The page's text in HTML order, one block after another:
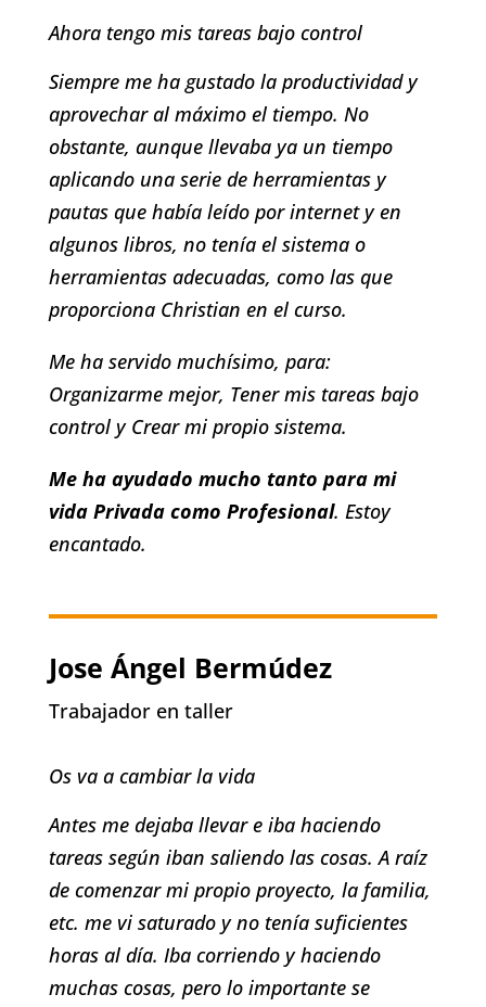
Ahora tengo mis tareas bajo control
Siempre me ha gustado la productividad y
aprovechar al máximo el tiempo. No
obstante, aunque llevaba ya un tiempo
aplicando una serie de herramientas y
pautas que había leído por internet y en
algunos libros, no tenía el sistema o
herramientas adecuadas, como las que
proporciona Christian en el curso.
Me ha servido muchísimo, para:
Organizarme mejor, Tener mis tareas bajo
control y Crear mi propio sistema.
Me ha ayudado mucho tanto para mi
vida Privada como Profesional. Estoy
encantado.
Jose Ángel Bermúdez
Trabajador en taller
Os va a cambiar la vida
Antes me dejaba llevar e iba haciendo
tareas según iban saliendo las cosas. A raíz
de comenzar mi propio proyecto, la familia,
etc. me vi saturado y no tenía suficientes
horas al día. Iba corriendo y haciendo
muchas cosas, pero lo importante se